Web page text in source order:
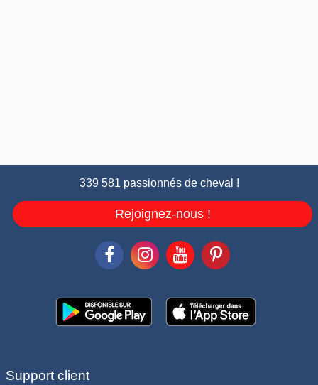
339 581 passionnés de cheval !
Rejoignez-nous !
Support client